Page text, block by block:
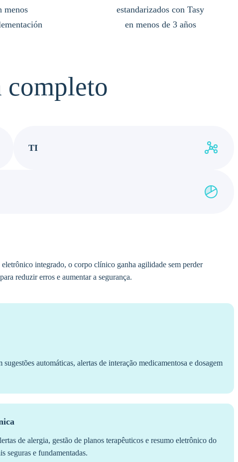
menos
estandarizados con Tasy
en menos de 3 años
completo
TI
integrado, o corpo clínico ganha agilidade sem perder
reduzir erros e aumentar a segurança.
automáticas, alertas de interação medicamentosa e dosagem
de alergia, gestão de planos terapêuticos e resumo eletrônico do
seguras e fundamentadas.